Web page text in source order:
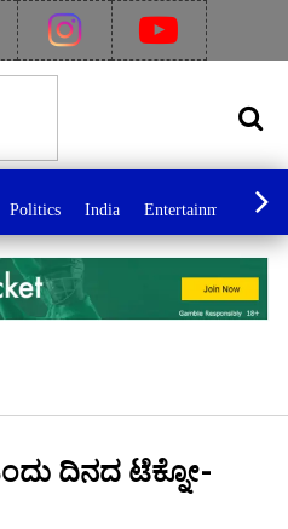
Politics India Entertainment
ದಿನದ ಟೆಕ್ನೋ-